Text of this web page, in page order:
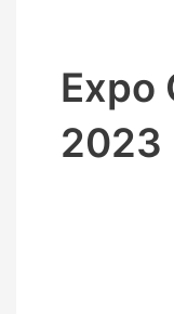
Expo
2023